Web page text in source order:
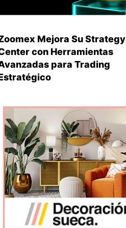
Mejora Su Strategy
con Herramientas
para Trading